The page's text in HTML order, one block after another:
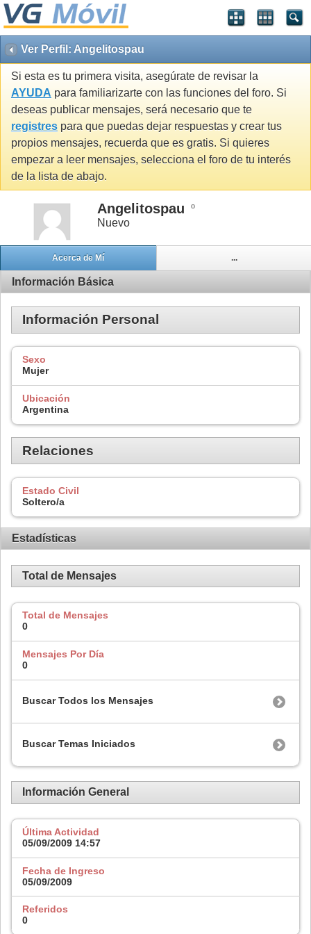
Ver Perfil: Angelitospau
Si esta es tu primera visita, asegúrate de revisar la
AYUDA para familiarizarte con las funciones del foro. Si
deseas publicar mensajes, será necesario que te
registres para que puedas dejar respuestas y crear tus
propios mensajes, recuerda que es gratis. Si quieres
empezar a leer mensajes, selecciona el foro de tu interés
de la lista de abajo.
Angelitospau
Nuevo
Acerca de Mí ...
Información Básica
Información Personal
Sexo
Mujer
Ubicación
Argentina
Relaciones
Estado Civil
Soltero/a
Estadísticas
Total de Mensajes
Total de Mensajes
0
Mensajes Por Día
0
Buscar Todos los Mensajes
Buscar Temas Iniciados
Información General
Última Actividad
05/09/2009 14:57
Fecha de Ingreso
05/09/2009
Referidos
0